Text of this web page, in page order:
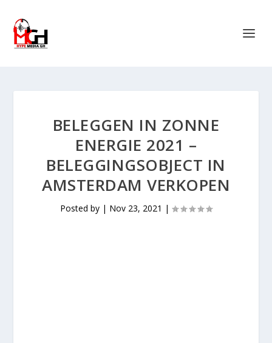
BELEGGEN IN ZONNE
ENERGIE 2021 –
BELEGGINGSOBJECT IN
AMSTERDAM VERKOPEN
Posted by | Nov 23, 2021 |